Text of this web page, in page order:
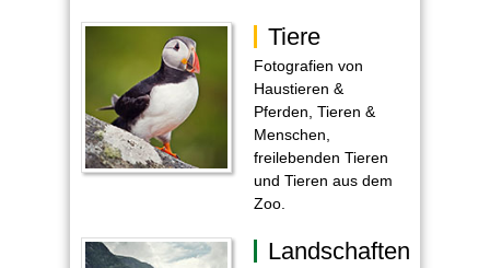
Tiere
Fotografien von
Haustieren &
Pferden, Tieren &
Menschen,
freilebenden Tieren
und Tieren aus dem
Zoo.
Landschaften